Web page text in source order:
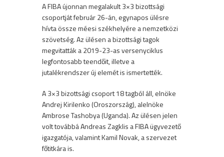
A FIBA újonnan megalakult 3×3 bizottsági
csoportját február 26-án, egynapos ülésre
hívta össze méesi székhelyére a nemzetközi
szövetség. Az ülésen a bizottsági tagok
megvitatták a 2019-23-as versenyciklus
legfontosabb teendőit, illetve a
jutalékrendszer új elemét is ismertették.
A 3×3 bizottsági csoport 18 tagból áll, elnöke
Andrej Kirilenko (Oroszország), alelnöke
Ambrose Tashobya (Uganda). Az ülésen jelen
volt továbbá Andreas Zagklis a FIBA ügyvezető
igazgatója, valamint Kamil Novak, a szervezet
főtitkára is.